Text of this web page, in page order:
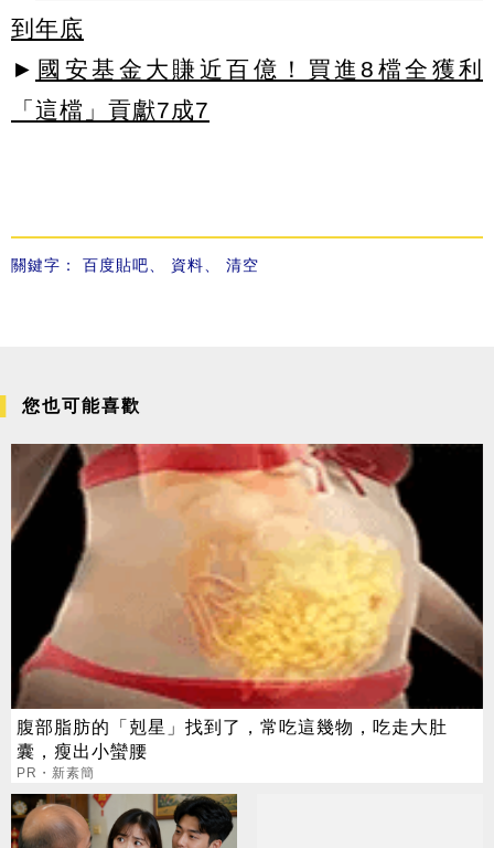
到年底
► 國安基金大賺近百億！買進8檔全獲利
「這檔」貢獻7成7
關鍵字： 百度貼吧、 資料、 清空
您也可能喜歡
腹部脂肪的「剋星」找到了，常吃這幾物，吃走大肚
囊，瘦出小蠻腰
PR・新素簡